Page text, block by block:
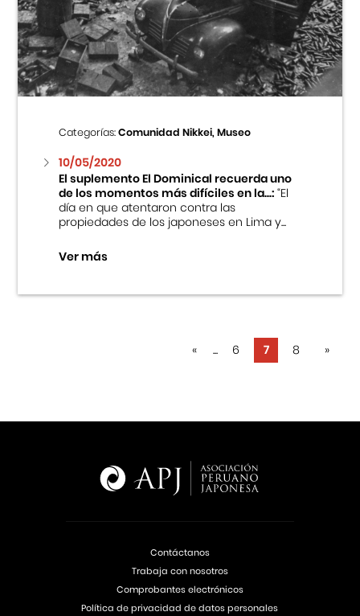
Categorías:Comunidad Nikkei, Museo
10/05/2020
El suplemento El Dominical recuerda uno
de los momentos más difíciles en la...:“El
día en que atentaron contra las
propiedades de los japoneses en Lima y...
Ver más
« ... 6 7 8 »
Contáctanos
Trabaja con nosotros
Comprobantes electrónicos
Política de privacidad de datos personales